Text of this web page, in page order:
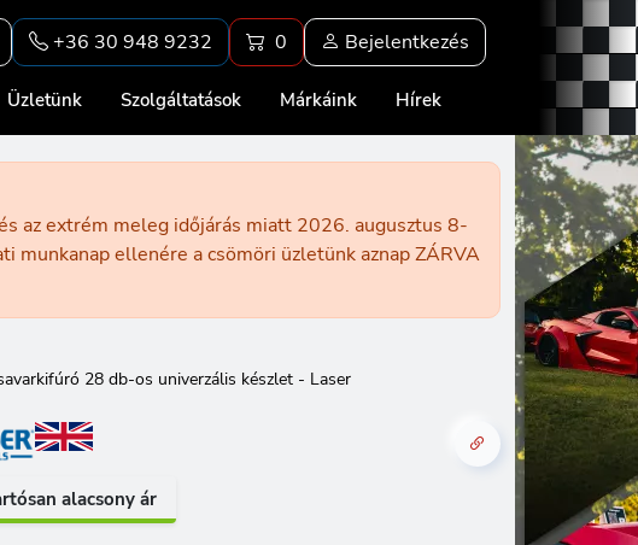
+36 30 948 9232 0 Bejelentkezés
Üzletünk Szolgáltatások Márkáink Hírek
az extrém meleg időjárás miatt 2026. augusztus 8-
munkanap ellenére a csömöri üzletünk aznap ZÁRVA
28 db-os univerzális készlet - Laser
alacsony ár